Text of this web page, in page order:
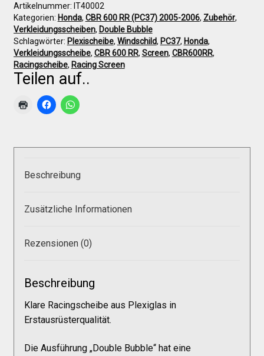
Mein Konto
Allgemeine Geschäftsbedingungen
FAQs
Versandkosten
Racingscheibe
"Double
Bubble"
Menge
Artikelnummer: IT40002
Kategorien: Honda, CBR 600 RR (PC37) 2005-2006, Zubehör,
Verkleidungsscheiben, Double Bubble
Schlagwörter: Plexischeibe, Windschild, PC37, Honda,
Verkleidungsscheibe, CBR 600 RR, Screen, CBR600RR,
Racingscheibe, Racing Screen
Teilen auf..
Beschreibung
Zusätzliche Informationen
Rezensionen (0)
Beschreibung
Klare Racingscheibe aus Plexiglas in
Erstausrüsterqualität.
Die Ausführung „Double Bubble“ hat eine